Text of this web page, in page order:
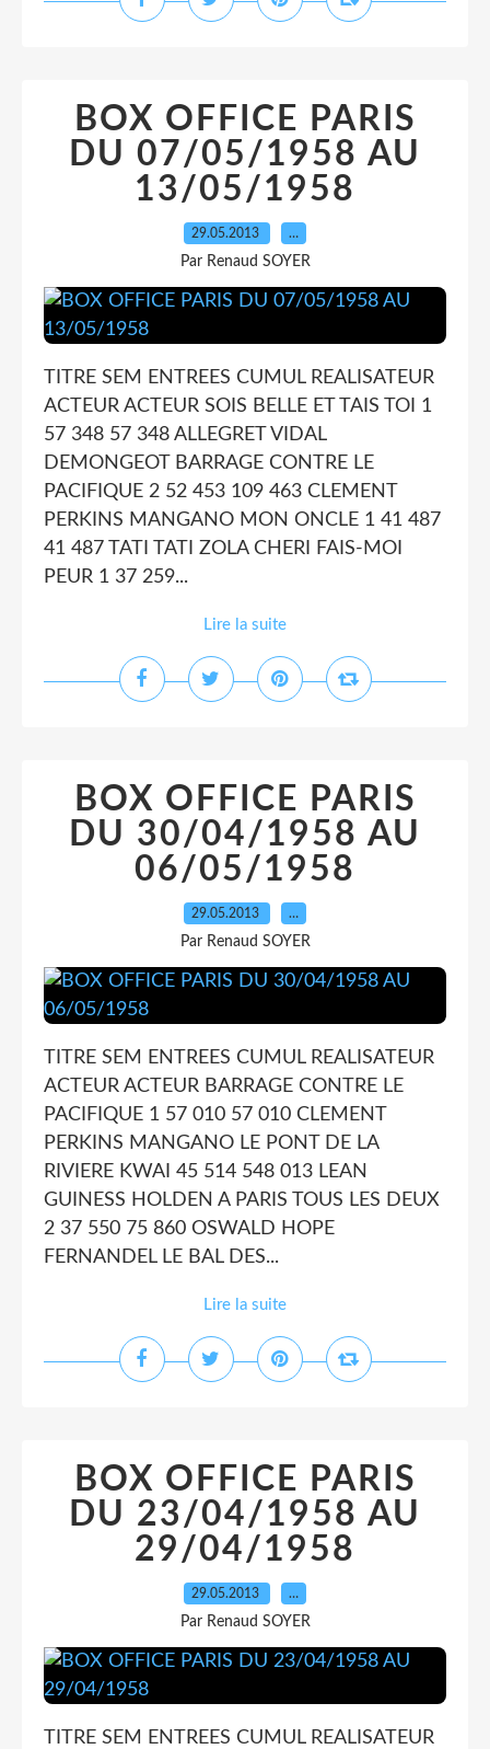
BOX OFFICE PARIS
DU 07/05/1958 AU
13/05/1958
29.05.2013 …
Par Renaud SOYER
TITRE SEM ENTREES CUMUL REALISATEUR
ACTEUR ACTEUR SOIS BELLE ET TAIS TOI 1
57 348 57 348 ALLEGRET VIDAL
DEMONGEOT BARRAGE CONTRE LE
PACIFIQUE 2 52 453 109 463 CLEMENT
PERKINS MANGANO MON ONCLE 1 41 487
41 487 TATI TATI ZOLA CHERI FAIS-MOI
PEUR 1 37 259...
Lire la suite
BOX OFFICE PARIS
DU 30/04/1958 AU
06/05/1958
29.05.2013 …
Par Renaud SOYER
TITRE SEM ENTREES CUMUL REALISATEUR
ACTEUR ACTEUR BARRAGE CONTRE LE
PACIFIQUE 1 57 010 57 010 CLEMENT
PERKINS MANGANO LE PONT DE LA
RIVIERE KWAI 45 514 548 013 LEAN
GUINESS HOLDEN A PARIS TOUS LES DEUX
2 37 550 75 860 OSWALD HOPE
FERNANDEL LE BAL DES...
Lire la suite
BOX OFFICE PARIS
DU 23/04/1958 AU
29/04/1958
29.05.2013 …
Par Renaud SOYER
TITRE SEM ENTREES CUMUL REALISATEUR